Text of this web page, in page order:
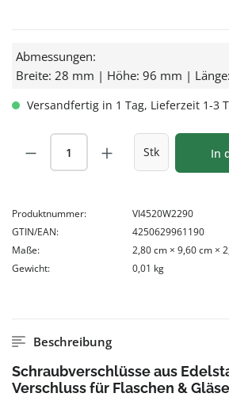
Abmessungen:
Breite: 28 mm | Höhe: 96 mm |
Versandfertig in 1 Tag, Lieferzeit 1-3
Produkt Anzahl: Gib den
Stk In
Produktnummer:
VI4520W2290
GTIN/EAN:
4250629961190
Maße:
2,80 cm × 9,60 cm ×
Gewicht:
0,01 kg
Beschreibung
Schraubverschlüsse aus
Verschluss für Flaschen &